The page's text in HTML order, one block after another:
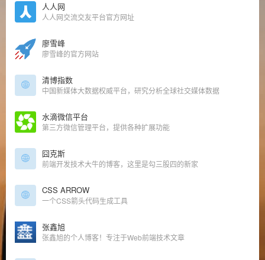
人人网
人人网交流交友平台官方网址
廖雪峰
廖雪峰的官方网站
清博指数
中国新媒体大数据权威平台，研究分析全球社交媒体数据
水滴微信平台
第三方微信管理平台，提供各种扩展功能
囧克斯
前端开发技术大牛的博客，这里是勾三股四的新家
CSS ARROW
一个CSS箭头代码生成工具
张鑫旭
张鑫旭的个人博客！专注于Web前端技术文章